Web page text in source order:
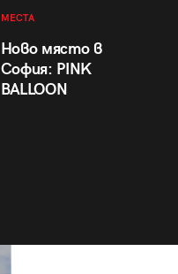
МЕСТА
Ново място в
София: PINK
BALLOON